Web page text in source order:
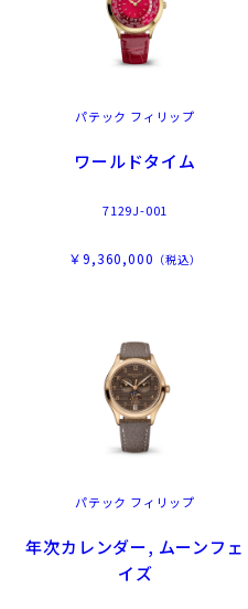
パテック フィリップ
ワールドタイム
7129J-001
￥9,360,000 （税込）
パテック フィリップ
年次カレンダー, ムーンフェ
イズ